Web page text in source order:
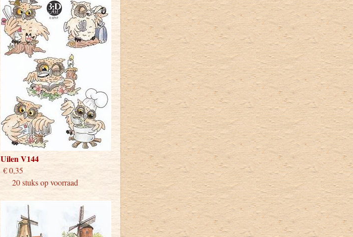
Uilen V144
€ 0,35
20 stuks op voorraad